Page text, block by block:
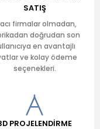
SATIŞ
firmalar olmadan,
doğrudan son
en avantajlı
ve kolay ödeme
seçenekleri.
PROJELENDİRME